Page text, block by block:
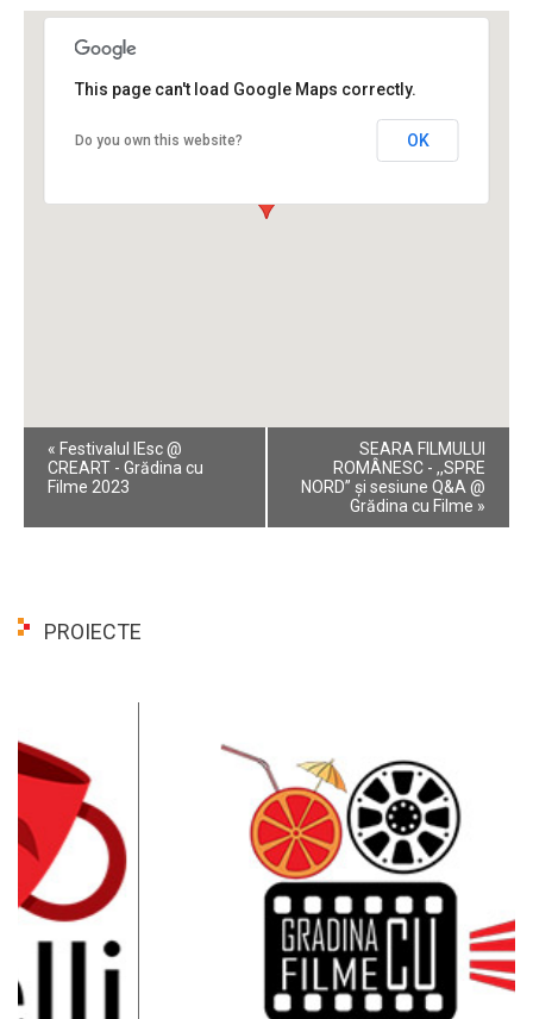
This page can't load Google Maps correctly.
Do you own this website? OK
Event
Navigation
« Festivalul IEsc @
CREART - Grădina cu
Filme 2023
SEARA FILMULUI
ROMÂNESC - ,,SPRE
NORD” și sesiune Q&A @
Grădina cu Filme »
PROIECTE